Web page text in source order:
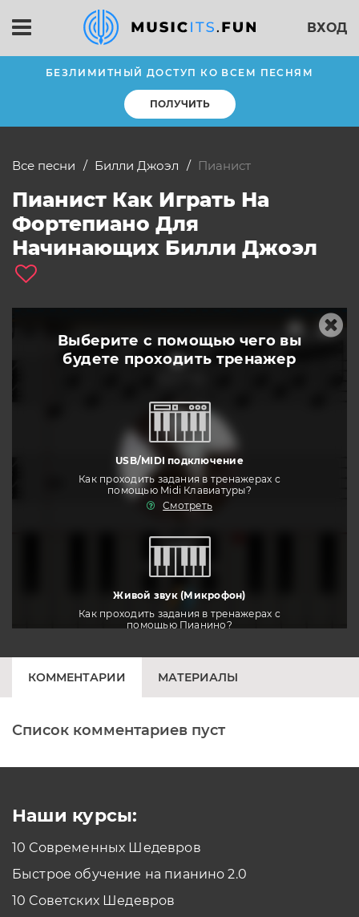
ВХОД
БЕЗЛИМИТНЫЙ ДОСТУП КО ВСЕМ ПЕСНЯМ
ПОЛУЧИТЬ
Все песни Билли Джоэл пианист
Пианист Как Играть На
Фортепиано Для
Начинающих Билли Джоэл
Выберите с помощью чего вы
будете проходить тренажер
USB/MIDI подключение
Как проходить задания в тренажерах с
помощью Midi Клавиатуры?
Смотреть
Живой звук (Микрофон)
Как проходить задания в тренажерах с
помощью Пианино?
Печатная клавиатура
Как проходить задания в тренажерах с
помощью Планшета/телефона?
тренировать
КОММЕНТАРИИ МАТЕРИАЛЫ
Список комментариев пуст
Наши курсы:
10 Современных Шедевров
Быстрое обучение на пианино 2.0
10 Советских Шедевров